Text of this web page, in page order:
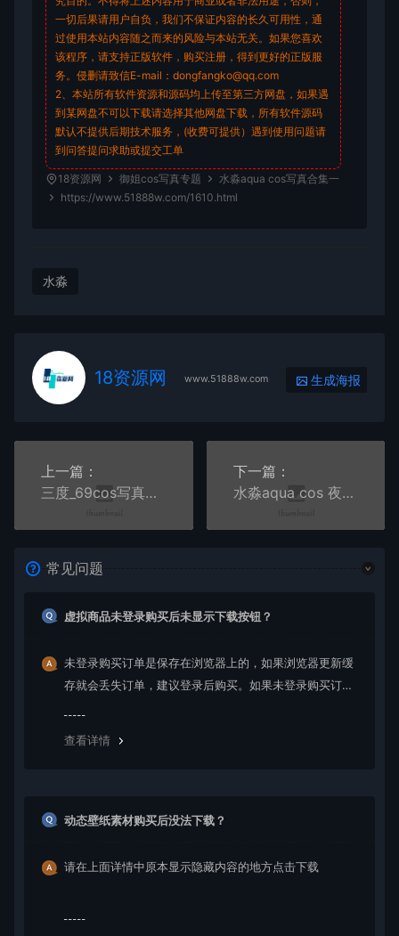
一切后果请用户自负，我们不保证内容的长久可用性，通
过使用本站内容随之而来的风险与本站无关。如果您喜欢
该程序，请支持正版软件，购买注册，得到更好的正版服
务。侵删请致信E-mail：dongfangko@qq.com
2、本站所有软件资源和源码均上传至第三方网盘，如果遇
到某网盘不可以下载请选择其他网盘下载，所有软件源码
默认不提供后期技术服务，(收费可提供）遇到使用问题请
到问答提问求助或提交工单
18资源网 御姐cos写真专题
水淼aqua cos写真合集一
https://www.51888w.com/1610.html
水淼
18资源网 www.51888w.com 生成海报
上一篇：
三度_69cos写真合集八
下一篇：
水淼aqua cos 夜阑同人礼服+自拍写真+视频
常见问题
虚拟商品未登录购买后未显示下载按钮？
未登录购买订单是保存在浏览器上的，如果浏览器更新缓
存就会丢失订单，建议登录后购买。如果未登录购买订单
查看详情
动态壁纸素材购买后没法下载？
请在上面详情中原本显示隐藏内容的地方点击下载